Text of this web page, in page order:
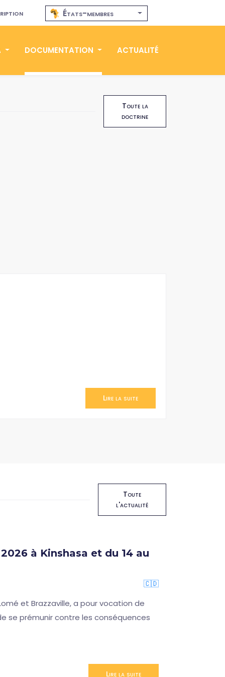
États-membres
DOCUMENTATION ACTUALITÉ
Toute la
doctrine
Lire la suite
Toute
l'actualité
à Kinshasa et du 14 au
🇨🇩
et Brazzaville, a pour vocation de
se prémunir contre les conséquences
Lire la suite